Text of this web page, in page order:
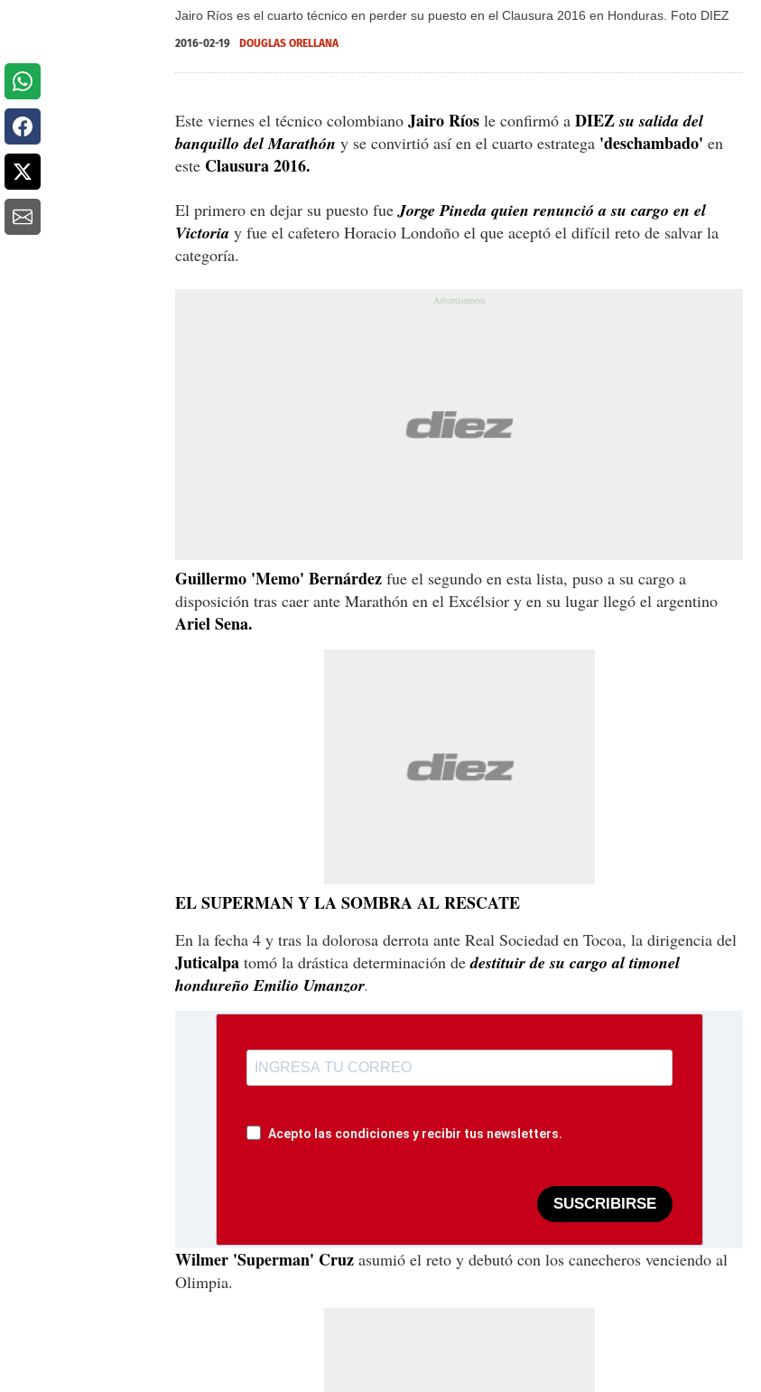
Jairo Ríos es el cuarto técnico en perder su puesto en el Clausura 2016 en Honduras. Foto DIEZ
2016-02-19 DOUGLAS ORELLANA
Este viernes el técnico colombiano Jairo Ríos le confirmó a DIEZ su salida del
banquillo del Marathón y se convirtió así en el cuarto estratega 'deschambado' en
este Clausura 2016.
El primero en dejar su puesto fueJorge Pineda quien renunció a su cargo en el
Victoria y fue el cafetero Horacio Londoño el que aceptó el difícil reto de salvar la
categoría.
Guillermo 'Memo' Bernárdez fue el segundo en esta lista, puso a su cargo a
disposición tras caer ante Marathón en el Excélsior y en su lugar llegó el argentino
Ariel Sena.
EL SUPERMAN Y LA SOMBRA AL RESCATE
En la fecha 4 y tras la dolorosa derrota ante Real Sociedad en Tocoa, la dirigencia del
Juticalpa tomó la drástica determinación de destituir de su cargo al timonel
hondureño Emilio Umanzor.
Acepto las condiciones y recibir tus newsletters.
SUSCRIBIRSE
Wilmer 'Superman' Cruz asumió el reto y debutó con los canecheros venciendo al
Olimpia.